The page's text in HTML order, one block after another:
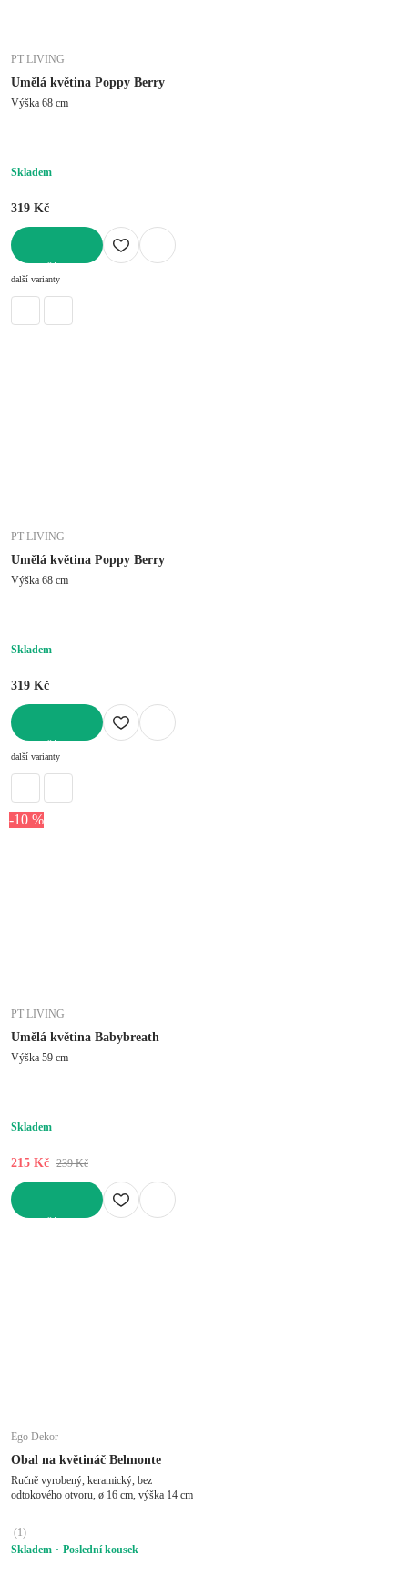
PT LIVING
Umělá květina Poppy Berry
Výška 68 cm
Skladem
319 Kč
další varianty
PT LIVING
Umělá květina Poppy Berry
Výška 68 cm
Skladem
319 Kč
další varianty
-10 %
PT LIVING
Umělá květina Babybreath
Výška 59 cm
Skladem
215 Kč 239 Kč
Ego Dekor
Obal na květináč Belmonte
Ručně vyrobený, keramický, bez
odtokového otvoru, ø 16 cm, výška 14 cm
(1)
Skladem
Poslední kousek